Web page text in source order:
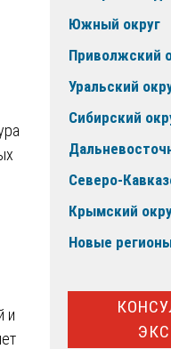
и
Южный округ
Приволжский
Уральский
Сибирский
Северо-
Крымский
Новые